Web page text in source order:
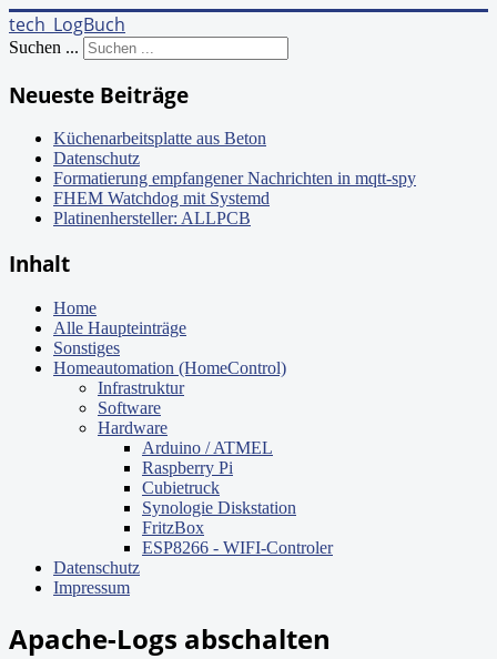
tech_LogBuch
Suchen ...
Neueste Beiträge
Küchenarbeitsplatte aus Beton
Datenschutz
Formatierung empfangener Nachrichten in mqtt-spy
FHEM Watchdog mit Systemd
Platinenhersteller: ALLPCB
Inhalt
Home
Alle Haupteinträge
Sonstiges
Homeautomation (HomeControl)
Infrastruktur
Software
Hardware
Arduino / ATMEL
Raspberry Pi
Cubietruck
Synologie Diskstation
FritzBox
ESP8266 - WIFI-Controler
Datenschutz
Impressum
Apache-Logs abschalten